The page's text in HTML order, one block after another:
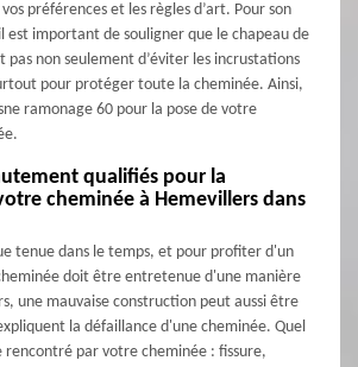
préférences et les règles d’art. Pour son
est important de souligner que le chapeau de
pas non seulement d’éviter les incrustations
pour protéger toute la cheminée. Ainsi,
ramonage 60 pour la pose de votre
qualifiés pour la
cheminée à Hemevillers dans
tenue dans le temps, et pour profiter d'un
doit être entretenue d'une manière
une mauvaise construction peut aussi être
la défaillance d'une cheminée. Quel
rencontré par votre cheminée : fissure,